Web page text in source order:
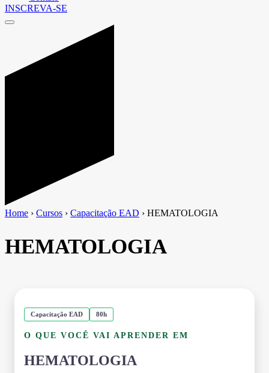
INSCREVA-SE
Home › Cursos › Capacitação EAD › HEMATOLOGIA
HEMATOLOGIA
Capacitação EAD 80h
O QUE VOCÊ VAI APRENDER EM
HEMATOLOGIA